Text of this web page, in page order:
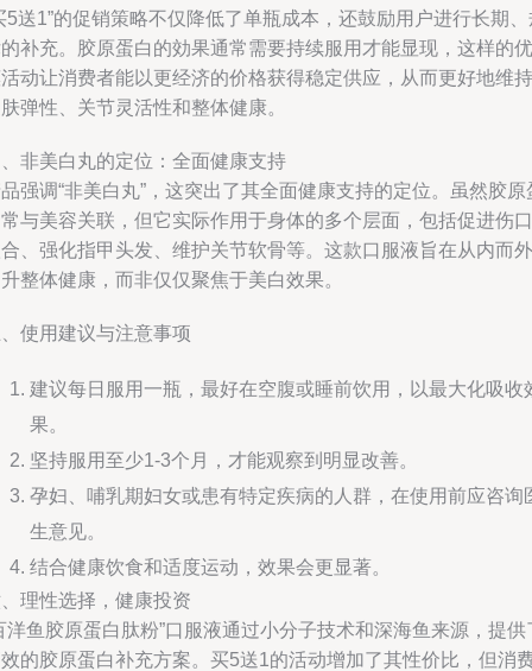
5送1”的促销策略不仅降低了单瓶成本，还鼓励用户进行长期
补充。胶原蛋白的効果通常需要持续服用才能显现，这样的优
动让消费者能以更经济的价格获得稳定供应，从而更好地维持
弹性、关节灵活性和整体健康。
非美白丸的定位：全面健康支持
强调“非美白丸”，这突出了其全面健康支持的定位。虽然胶原
与美容关联，但它实际作用于身体的多个层面，包括促进伤口
、强化指甲头发、维护关节软骨等。这款口服液旨在从内而外
整体健康，而非仅仅聚焦于美白效果。
使用建议与注意事项
建议每日服用一瓶，最好在空腹或睡前饮用，以最大化吸收
果。
坚持服用至少1-3个月，才能观察到明显改善。
孕妇、哺乳期妇女或患有特定疾病的人群，在使用前应咨询
生意见。
结合健康饮食和适度运动，效果会更显著。
理性选择，健康投资
洋鱼胶原蛋白肽粉”口服液通过小分子技术和深海鱼来源，提供
的胶原蛋白补充方案。买5送1的活动增加了其性价比，但消